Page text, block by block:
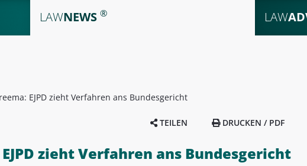
LAWNEWS ® LAW
EJPD zieht Verfahren ans Bundesgericht
TEILEN DRUCKEN / PDF
zieht Verfahren ans Bundesgericht